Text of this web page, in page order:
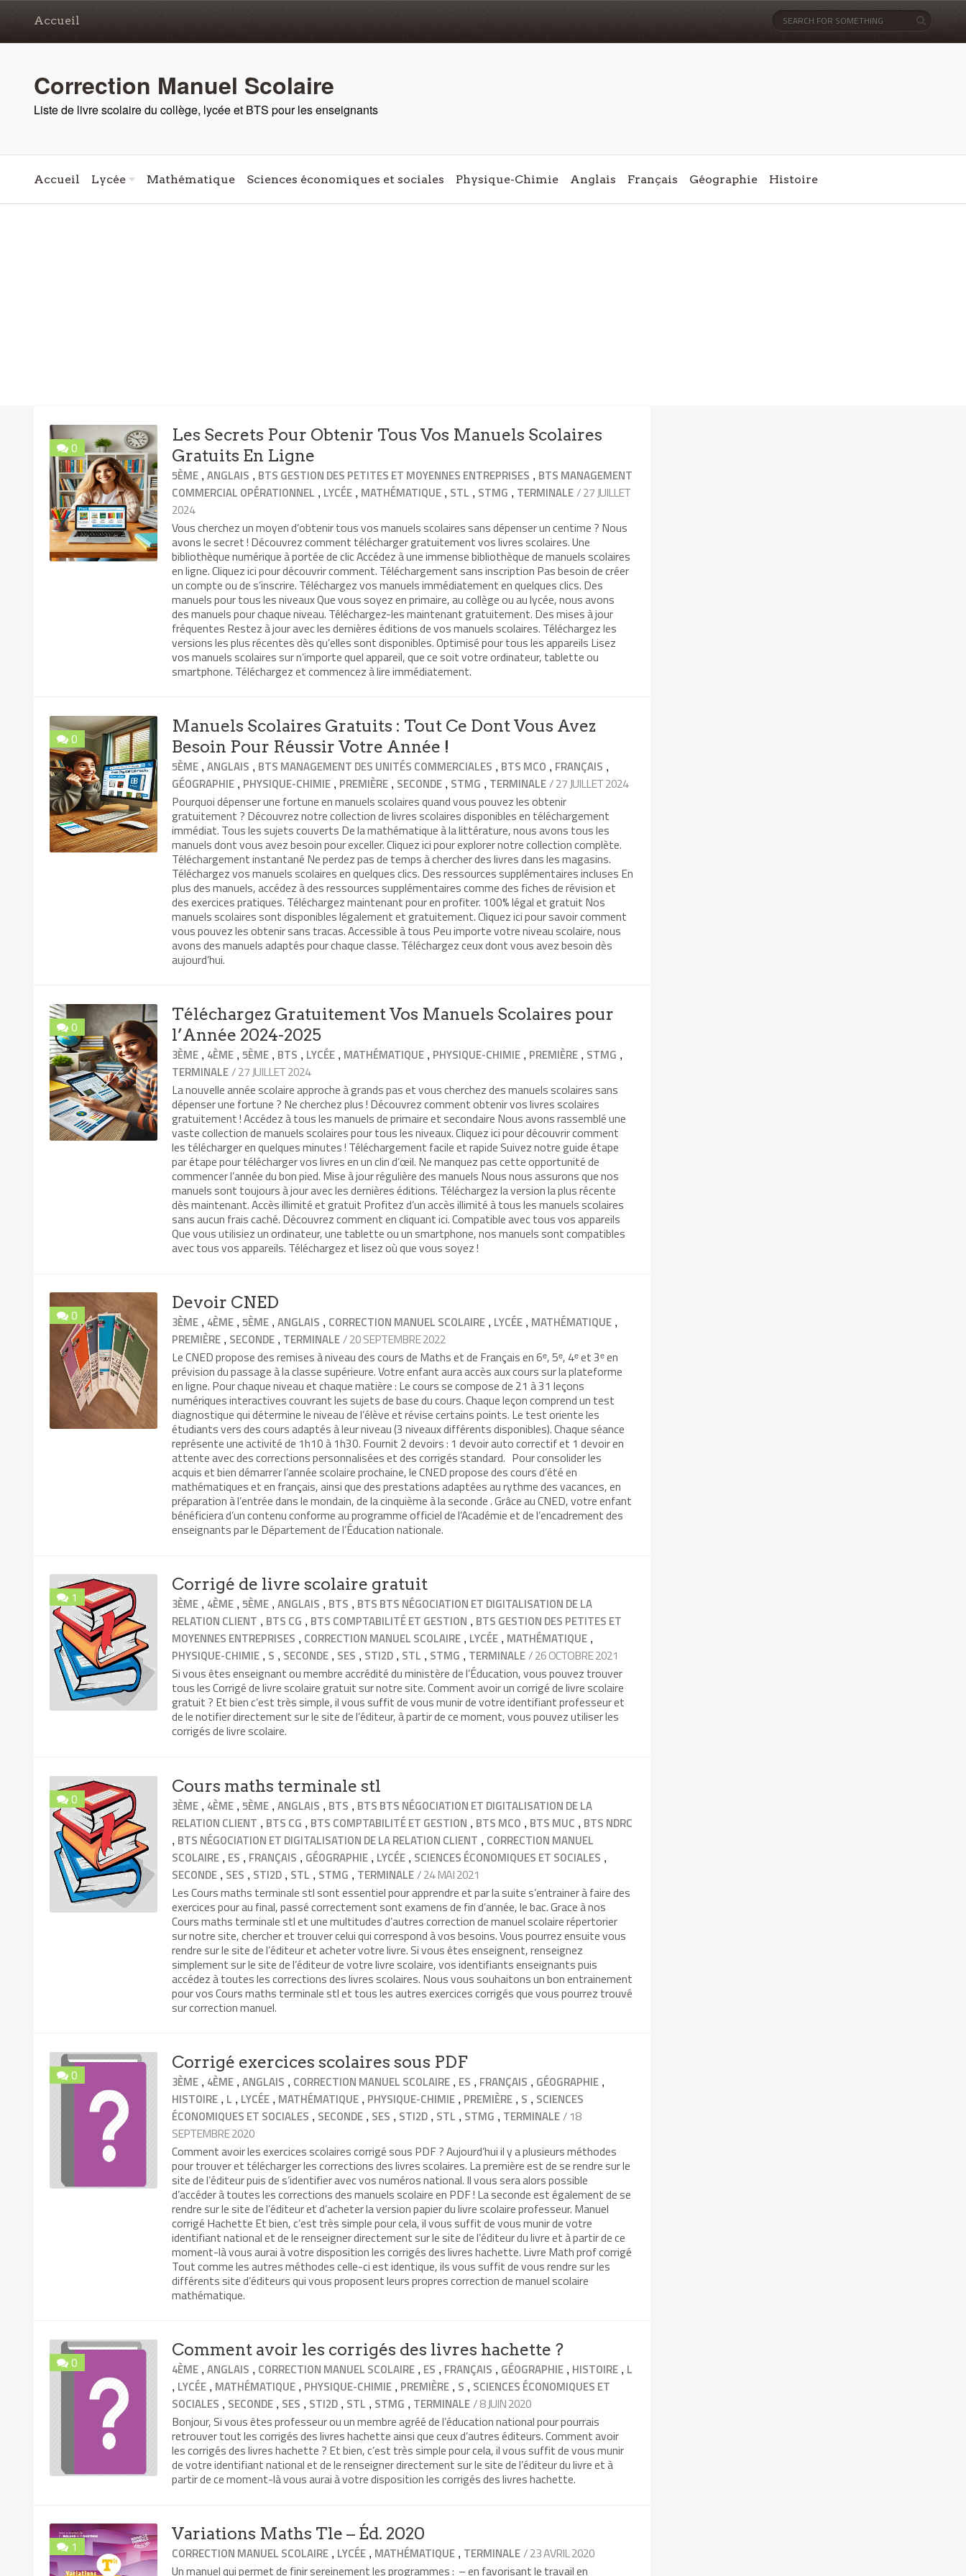
Accueil
Correction Manuel Scolaire
Liste de livre scolaire du collège, lycée et BTS pour les enseignants
Accueil Lycée Mathématique Sciences économiques et sociales Physique-Chimie Anglais Français Géographie Histoire
0
Les Secrets Pour Obtenir Tous Vos Manuels Scolaires
Gratuits En Ligne
5ÈME ,ANGLAIS , BTS GESTION DES PETITES ET MOYENNES ENTREPRISES , BTS MANAGEMENT
COMMERCIAL OPÉRATIONNEL , LYCÉE , MATHÉMATIQUE , STL , STMG , TERMINALE/ 27 JUILLET
2024
Vous cherchez un moyen d’obtenir tous vos manuels scolaires sans dépenser un centime ? Nous
avons le secret ! Découvrez comment télécharger gratuitement vos livres scolaires. Une
bibliothèque numérique à portée de clic Accédez à une immense bibliothèque de manuels scolaires
en ligne. Cliquez ici pour découvrir comment. Téléchargement sans inscription Pas besoin de créer
un compte ou de s’inscrire. Téléchargez vos manuels immédiatement en quelques clics. Des
manuels pour tous les niveaux Que vous soyez en primaire, au collège ou au lycée, nous avons
des manuels pour chaque niveau. Téléchargez-les maintenant gratuitement. Des mises à jour
fréquentes Restez à jour avec les dernières éditions de vos manuels scolaires. Téléchargez les
versions les plus récentes dès qu’elles sont disponibles. Optimisé pour tous les appareils Lisez
vos manuels scolaires sur n’importe quel appareil, que ce soit votre ordinateur, tablette ou
smartphone. Téléchargez et commencez à lire immédiatement.
0
Manuels Scolaires Gratuits : Tout Ce Dont Vous Avez
Besoin Pour Réussir Votre Année !
5ÈME ,ANGLAIS , BTS MANAGEMENT DES UNITÉS COMMERCIALES , BTS MCO , FRANÇAIS ,
GÉOGRAPHIE , PHYSIQUE-CHIMIE , PREMIÈRE , SECONDE , STMG , TERMINALE/ 27 JUILLET 2024
Pourquoi dépenser une fortune en manuels scolaires quand vous pouvez les obtenir
gratuitement ? Découvrez notre collection de livres scolaires disponibles en téléchargement
immédiat. Tous les sujets couverts De la mathématique à la littérature, nous avons tous les
manuels dont vous avez besoin pour exceller. Cliquez ici pour explorer notre collection complète.
Téléchargement instantané Ne perdez pas de temps à chercher des livres dans les magasins.
Téléchargez vos manuels scolaires en quelques clics. Des ressources supplémentaires incluses En
plus des manuels, accédez à des ressources supplémentaires comme des fiches de révision et
des exercices pratiques. Téléchargez maintenant pour en profiter. 100% légal et gratuit Nos
manuels scolaires sont disponibles légalement et gratuitement. Cliquez ici pour savoir comment
vous pouvez les obtenir sans tracas. Accessible à tous Peu importe votre niveau scolaire, nous
avons des manuels adaptés pour chaque classe. Téléchargez ceux dont vous avez besoin dès
aujourd’hui.
0
Téléchargez Gratuitement Vos Manuels Scolaires pour
l’Année 2024-2025
3ÈME , 4ÈME ,5ÈME , BTS , LYCÉE , MATHÉMATIQUE , PHYSIQUE-CHIMIE , PREMIÈRE , STMG ,
TERMINALE/ 27 JUILLET 2024
La nouvelle année scolaire approche à grands pas et vous cherchez des manuels scolaires sans
dépenser une fortune ? Ne cherchez plus ! Découvrez comment obtenir vos livres scolaires
gratuitement ! Accédez à tous les manuels de primaire et secondaire Nous avons rassemblé une
vaste collection de manuels scolaires pour tous les niveaux. Cliquez ici pour découvrir comment
les télécharger en quelques minutes ! Téléchargement facile et rapide Suivez notre guide étape
par étape pour télécharger vos livres en un clin d’œil. Ne manquez pas cette opportunité de
commencer l’année du bon pied. Mise à jour régulière des manuels Nous nous assurons que nos
manuels sont toujours à jour avec les dernières éditions. Téléchargez la version la plus récente
dès maintenant. Accès illimité et gratuit Profitez d’un accès illimité à tous les manuels scolaires
sans aucun frais caché. Découvrez comment en cliquant ici. Compatible avec tous vos appareils
Que vous utilisiez un ordinateur, une tablette ou un smartphone, nos manuels sont compatibles
avec tous vos appareils. Téléchargez et lisez où que vous soyez !
0
Devoir CNED
3ÈME , 4ÈME ,5ÈME ,ANGLAIS , CORRECTION MANUEL SCOLAIRE , LYCÉE , MATHÉMATIQUE ,
PREMIÈRE , SECONDE , TERMINALE/ 20 SEPTEMBRE 2022
Le CNED propose des remises à niveau des cours de Maths et de Français en 6ᵉ, 5ᵉ, 4ᵉ et 3ᵉ en
prévision du passage à la classe supérieure. Votre enfant aura accès aux cours sur la plateforme
en ligne. Pour chaque niveau et chaque matière : Le cours se compose de 21 à 31 leçons
numériques interactives couvrant les sujets de base du cours. Chaque leçon comprend un test
diagnostique qui détermine le niveau de l’élève et révise certains points. Le test oriente les
étudiants vers des cours adaptés à leur niveau (3 niveaux différents disponibles). Chaque séance
représente une activité de 1h10 à 1h30. Fournit 2 devoirs : 1 devoir auto correctif et 1 devoir en
attente avec des corrections personnalisées et des corrigés standard. Pour consolider les
acquis et bien démarrer l’année scolaire prochaine, le CNED propose des cours d’été en
mathématiques et en français, ainsi que des prestations adaptées au rythme des vacances, en
préparation à l’entrée dans le mondain, de la cinquième à la seconde . Grâce au CNED, votre enfant
bénéficiera d’un contenu conforme au programme officiel de l’Académie et de l’encadrement des
enseignants par le Département de l’Éducation nationale.
1
Corrigé de livre scolaire gratuit
3ÈME , 4ÈME ,5ÈME ,ANGLAIS , BTS , BTS BTS NÉGOCIATION ET DIGITALISATION DE LA
RELATION CLIENT , BTS CG , BTS COMPTABILITÉ ET GESTION , BTS GESTION DES PETITES ET
MOYENNES ENTREPRISES , CORRECTION MANUEL SCOLAIRE , LYCÉE , MATHÉMATIQUE ,
PHYSIQUE-CHIMIE , S , SECONDE , SES , STI2D , STL , STMG , TERMINALE/ 26 OCTOBRE 2021
Si vous êtes enseignant ou membre accrédité du ministère de l’Éducation, vous pouvez trouver
tous les Corrigé de livre scolaire gratuit sur notre site. Comment avoir un corrigé de livre scolaire
gratuit ? Et bien c’est très simple, il vous suffit de vous munir de votre identifiant professeur et
de le notifier directement sur le site de l’éditeur, à partir de ce moment, vous pouvez utiliser les
corrigés de livre scolaire.
0
Cours maths terminale stl
3ÈME , 4ÈME ,5ÈME ,ANGLAIS , BTS , BTS BTS NÉGOCIATION ET DIGITALISATION DE LA
RELATION CLIENT , BTS CG , BTS COMPTABILITÉ ET GESTION , BTS MCO , BTS MUC , BTS NDRC
, BTS NÉGOCIATION ET DIGITALISATION DE LA RELATION CLIENT , CORRECTION MANUEL
SCOLAIRE , ES , FRANÇAIS , GÉOGRAPHIE , LYCÉE , SCIENCES ÉCONOMIQUES ET SOCIALES ,
SECONDE , SES , STI2D , STL , STMG , TERMINALE/ 24 MAI 2021
Les Cours maths terminale stl sont essentiel pour apprendre et par la suite s’entrainer à faire des
exercices pour au final, passé correctement sont examens de fin d’année, le bac. Grace à nos
Cours maths terminale stl et une multitudes d’autres correction de manuel scolaire répertorier
sur notre site, chercher et trouver celui qui correspond à vos besoins. Vous pourrez ensuite vous
rendre sur le site de l’éditeur et acheter votre livre. Si vous êtes enseignent, renseignez
simplement sur le site de l’éditeur de votre livre scolaire, vos identifiants enseignants puis
accédez à toutes les corrections des livres scolaires. Nous vous souhaitons un bon entrainement
pour vos Cours maths terminale stl et tous les autres exercices corrigés que vous pourrez trouvé
sur correction manuel.
0
Corrigé exercices scolaires sous PDF
3ÈME , 4ÈME ,ANGLAIS , CORRECTION MANUEL SCOLAIRE , ES , FRANÇAIS , GÉOGRAPHIE ,
HISTOIRE , L , LYCÉE , MATHÉMATIQUE , PHYSIQUE-CHIMIE , PREMIÈRE , S , SCIENCES
ÉCONOMIQUES ET SOCIALES , SECONDE , SES , STI2D , STL , STMG , TERMINALE/ 18
SEPTEMBRE 2020
Comment avoir les exercices scolaires corrigé sous PDF ? Aujourd’hui il y a plusieurs méthodes
pour trouver et télécharger les corrections des livres scolaires. La première est de se rendre sur le
site de l’éditeur puis de s’identifier avec vos numéros national. Il vous sera alors possible
d’accéder à toutes les corrections des manuels scolaire en PDF ! La seconde est également de se
rendre sur le site de l’éditeur et d’acheter la version papier du livre scolaire professeur. Manuel
corrigé Hachette Et bien, c’est très simple pour cela, il vous suffit de vous munir de votre
identifiant national et de le renseigner directement sur le site de l’éditeur du livre et à partir de ce
moment-là vous aurai à votre disposition les corrigés des livres hachette. Livre Math prof corrigé
Tout comme les autres méthodes celle-ci est identique, ils vous suffit de vous rendre sur les
différents site d’éditeurs qui vous proposent leurs propres correction de manuel scolaire
mathématique.
0
Comment avoir les corrigés des livres hachette ?
4ÈME ,ANGLAIS , CORRECTION MANUEL SCOLAIRE , ES , FRANÇAIS , GÉOGRAPHIE , HISTOIRE , L
, LYCÉE , MATHÉMATIQUE , PHYSIQUE-CHIMIE , PREMIÈRE , S , SCIENCES ÉCONOMIQUES ET
SOCIALES , SECONDE , SES , STI2D , STL , STMG , TERMINALE/ 8 JUIN 2020
Bonjour, Si vous êtes professeur ou un membre agréé de l’éducation national pour pourrais
retrouver tout les corrigés des livres hachette ainsi que ceux d’autres éditeurs. Comment avoir
les corrigés des livres hachette ? Et bien, c’est très simple pour cela, il vous suffit de vous munir
de votre identifiant national et de le renseigner directement sur le site de l’éditeur du livre et à
partir de ce moment-là vous aurai à votre disposition les corrigés des livres hachette.
1
Variations Maths Tle – Éd. 2020
CORRECTION MANUEL SCOLAIRE , LYCÉE , MATHÉMATIQUE , TERMINALE/ 23 AVRIL 2020
Un manuel qui permet de finir sereinement les programmes : – en favorisant le travail en